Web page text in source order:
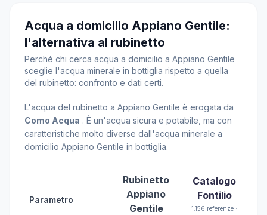
Acqua a domicilio Appiano Gentile:
l'alternativa al rubinetto
Perché chi cerca acqua a domicilio a Appiano Gentile
sceglie l'acqua minerale in bottiglia rispetto a quella
del rubinetto: confronto e dati certi.
L'acqua del rubinetto a Appiano Gentile è erogata da
Como Acqua . È un'acqua sicura e potabile, ma con
caratteristiche molto diverse dall'acqua minerale a
domicilio Appiano Gentile in bottiglia.
Parametro
Rubinetto
Appiano
Gentile
Catalogo
Fontilio
1.156 referenze ·